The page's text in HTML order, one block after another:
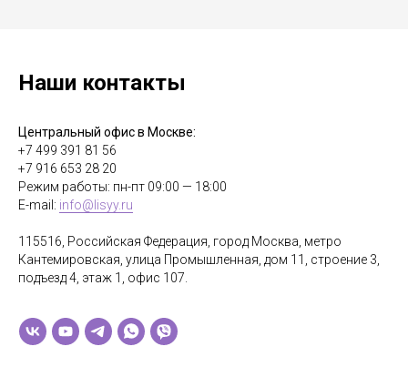
Наши контакты
Центральный офис в Москве:
+7 499 391 81 56
+7 916 653 28 20
Режим работы: пн-пт 09:00 — 18:00
E-mail: info@lisyy.ru
115516, Российская Федерация, город Москва, метро
Кантемировская, улица Промышленная, дом 11, строение 3,
подъезд 4, этаж 1, офис 107.